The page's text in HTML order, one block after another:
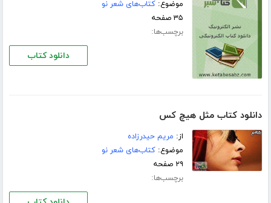
موضوع:کتاب‌های شعر نو
۳۵ صفحه
برچسب‌ها:
دانلود کتاب
دانلود کتاب مثل هیچ کس
از: مریم حیدرزاده
موضوع:کتاب‌های شعر نو
۲۹ صفحه
برچسب‌ها: